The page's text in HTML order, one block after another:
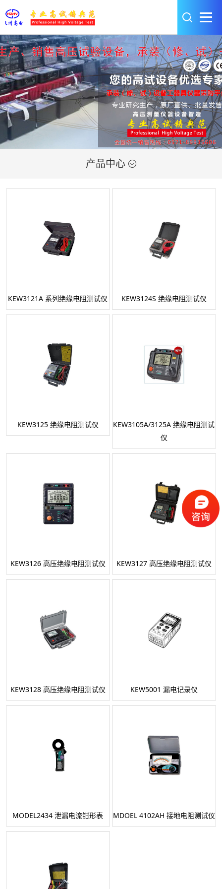
产品中心 
KEW3121A 系列绝缘电阻测试仪 KEW3124S 绝缘电阻测试仪
KEW3125 绝缘电阻测试仪
KEW3105A/3125A 绝缘电阻测试
仪
KEW3126 高压绝缘电阻测试仪 KEW3127 高压绝缘电阻测试仪
KEW3128 高压绝缘电阻测试仪 KEW5001 漏电记录仪
MODEL2434 泄漏电流钳形表 MDOEL 4102AH 接地电阻测试仪